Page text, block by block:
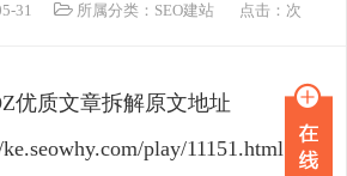
31 所属分类： SEO建站 点击： 次
优质文章拆解原文地址
play/11151.html